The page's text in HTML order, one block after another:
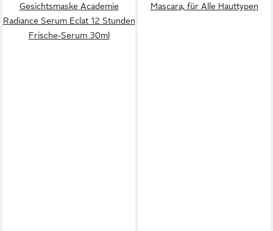
Gesichtsmaske Academie
Radiance Serum Eclat 12 Stunden
Frische-Serum 30ml
Mascara, für Alle Hauttypen